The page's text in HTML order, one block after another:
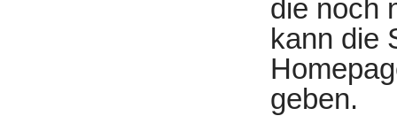
die noch
kann die
geben.